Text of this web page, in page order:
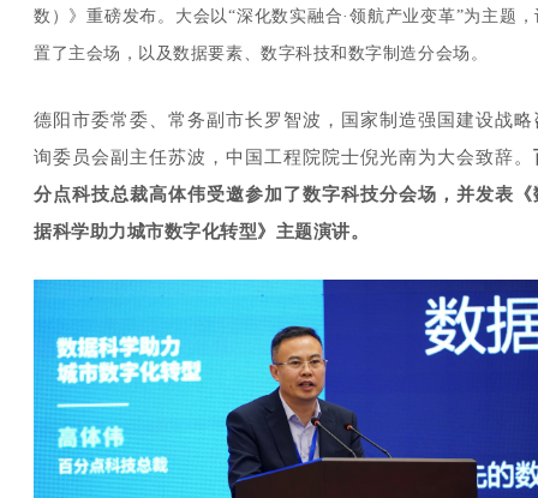
数）》重磅发布。大会以“深化数实融合·领航产业变革”为主题，
置了主会场，以及数据要素、数字科技和数字制造分会场。
德阳市委常委、常务副市长罗智波，国家制造强国建设战略
询委员会副主任苏波，中国工程院院士倪光南为大会致辞。
分点科技总裁高体伟受邀参加了数字科技分会场，并发表《
据科学助力城市数字化转型》主题演讲。